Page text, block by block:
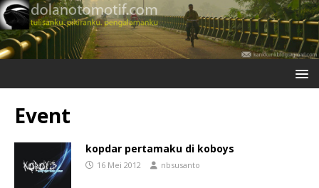
Event
kopdar pertamaku di koboys
16 Mei 2012 nbsusanto